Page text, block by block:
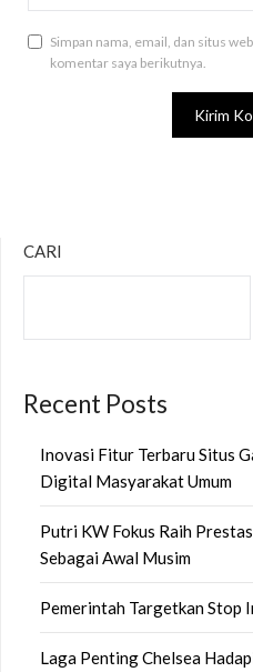
Simpan nama, email, dan situs
komentar saya berikutnya.
CARI
Recent Posts
Inovasi Fitur Terbaru Situs
Digital Masyarakat Umum
Putri KW Fokus Raih
Sebagai Awal Musim
Pemerintah Targetkan Stop
Laga Penting Chelsea